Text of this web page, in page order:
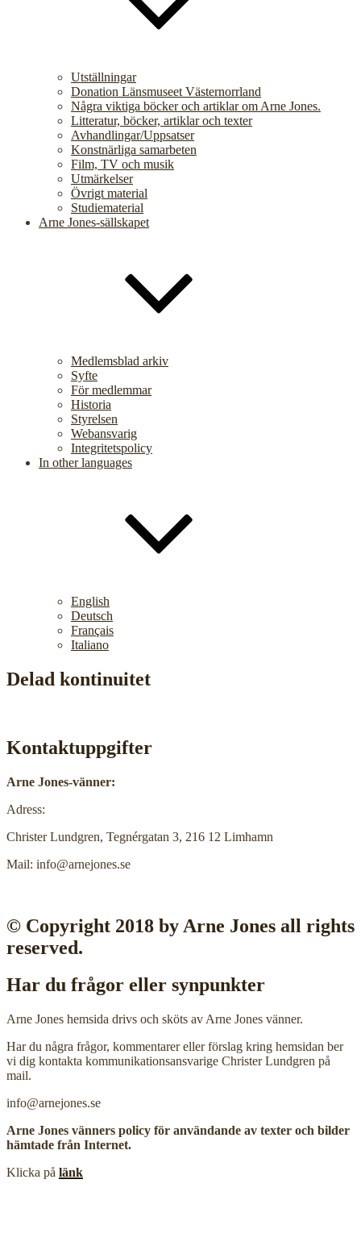
Utställningar
Donation Länsmuseet Västernorrland
Några viktiga böcker och artiklar om Arne Jones.
Litteratur, böcker, artiklar och texter
Avhandlingar/Uppsatser
Konstnärliga samarbeten
Film, TV och musik
Utmärkelser
Övrigt material
Studiematerial
Arne Jones-sällskapet
Medlemsblad arkiv
Syfte
För medlemmar
Historia
Styrelsen
Webansvarig
Integritetspolicy
In other languages
English
Deutsch
Français
Italiano
Delad kontinuitet
Kontaktuppgifter
Arne Jones-vänner:
Adress:
Christer Lundgren, Tegnérgatan 3, 216 12 Limhamn
Mail: info@arnejones.se
© Copyright 2018 by Arne Jones all rights
reserved.
Har du frågor eller synpunkter
Arne Jones hemsida drivs och sköts av Arne Jones vänner.
Har du några frågor, kommentarer eller förslag kring hemsidan ber
vi dig kontakta kommunikationsansvarige Christer Lundgren på
mail.
info@arnejones.se
Arne Jones vänners policy för användande av texter och bilder
hämtade från Internet.
Klicka på länk